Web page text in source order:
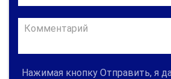
Нажимая кнопку Отправить, я